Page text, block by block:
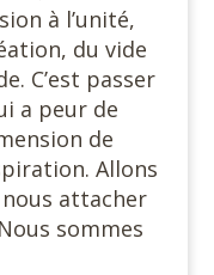
à l’unité,
du vide
C’est passer
a peur de
de
Allons
attacher
sommes